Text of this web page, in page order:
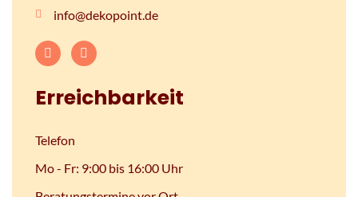
info@dekopoint.de
Erreichbarkeit
Telefon
Mo - Fr: 9:00 bis 16:00 Uhr